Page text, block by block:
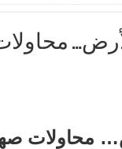
محاولات